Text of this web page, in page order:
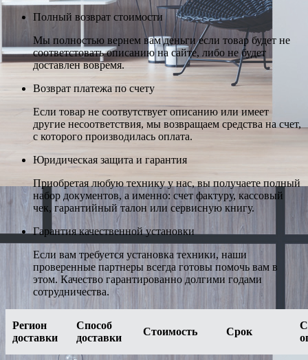
Полный возврат стоимости
Мы полностью вернем вам деньги если товар будет не
соответстовать описанию на сайте, либо не будет
доставлен вовремя.
Возврат платежа по счету
Если товар не соотвутствует описанию или имеет
другие несоответствия, мы возвращаем средства на счет,
с которого производилась оплата.
Юридическая защита и гарантия
Приобретая любую технику у нас, вы получаете полный
набор документов, а именно: счет фактуру, кассовый
чек, гарантийный талон или сервисную книгу.
Гарантия качественной установки
Если вам требуется установка техники, наши
проверенные партнеры всегда готовы помочь вам в
этом. Качество гарантированно долгими годами
сотрудничества.
Регион
доставки
Способ
доставки
Стоимость Срок